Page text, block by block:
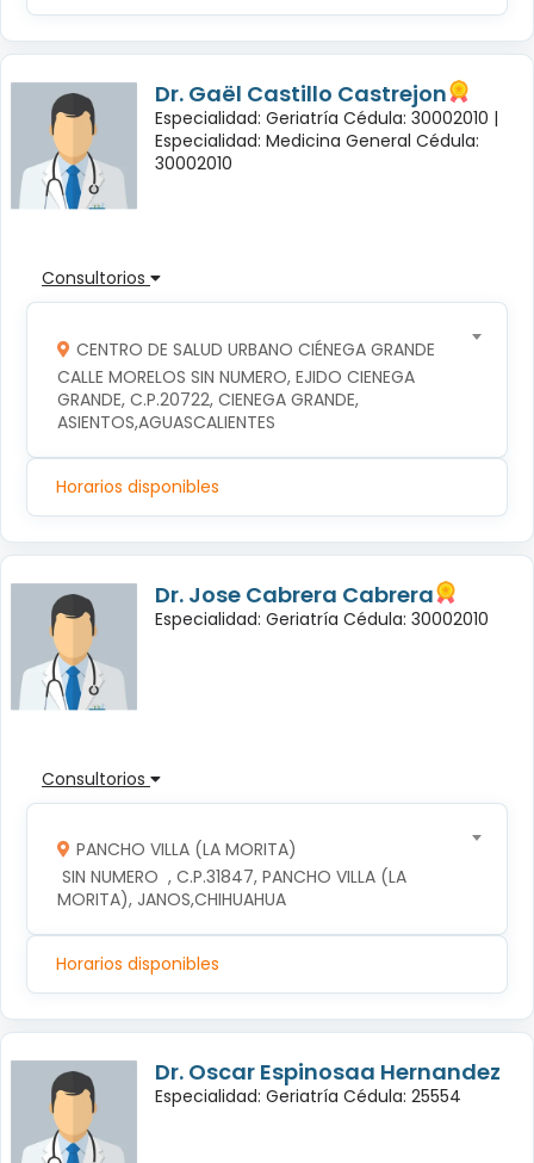
Dr. Gaël Castillo Castrejon
Especialidad: Geriatría Cédula: 30002010 |
Especialidad: Medicina General Cédula:
30002010
Consultorios
CENTRO DE SALUD URBANO CIÉNEGA GRANDE
CALLE MORELOS SIN NUMERO, EJIDO CIENEGA
GRANDE, C.P.20722, CIENEGA GRANDE,
ASIENTOS,AGUASCALIENTES
Horarios disponibles
Dr. Jose Cabrera Cabrera
Especialidad: Geriatría Cédula: 30002010
Consultorios
PANCHO VILLA (LA MORITA)
MORITA), JANOS,CHIHUAHUA
Horarios disponibles
Dr. Oscar Espinosaa Hernandez
Especialidad: Geriatría Cédula: 25554